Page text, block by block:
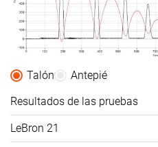
Talón
Antepié
Resultados de las pruebas
LeBron 21